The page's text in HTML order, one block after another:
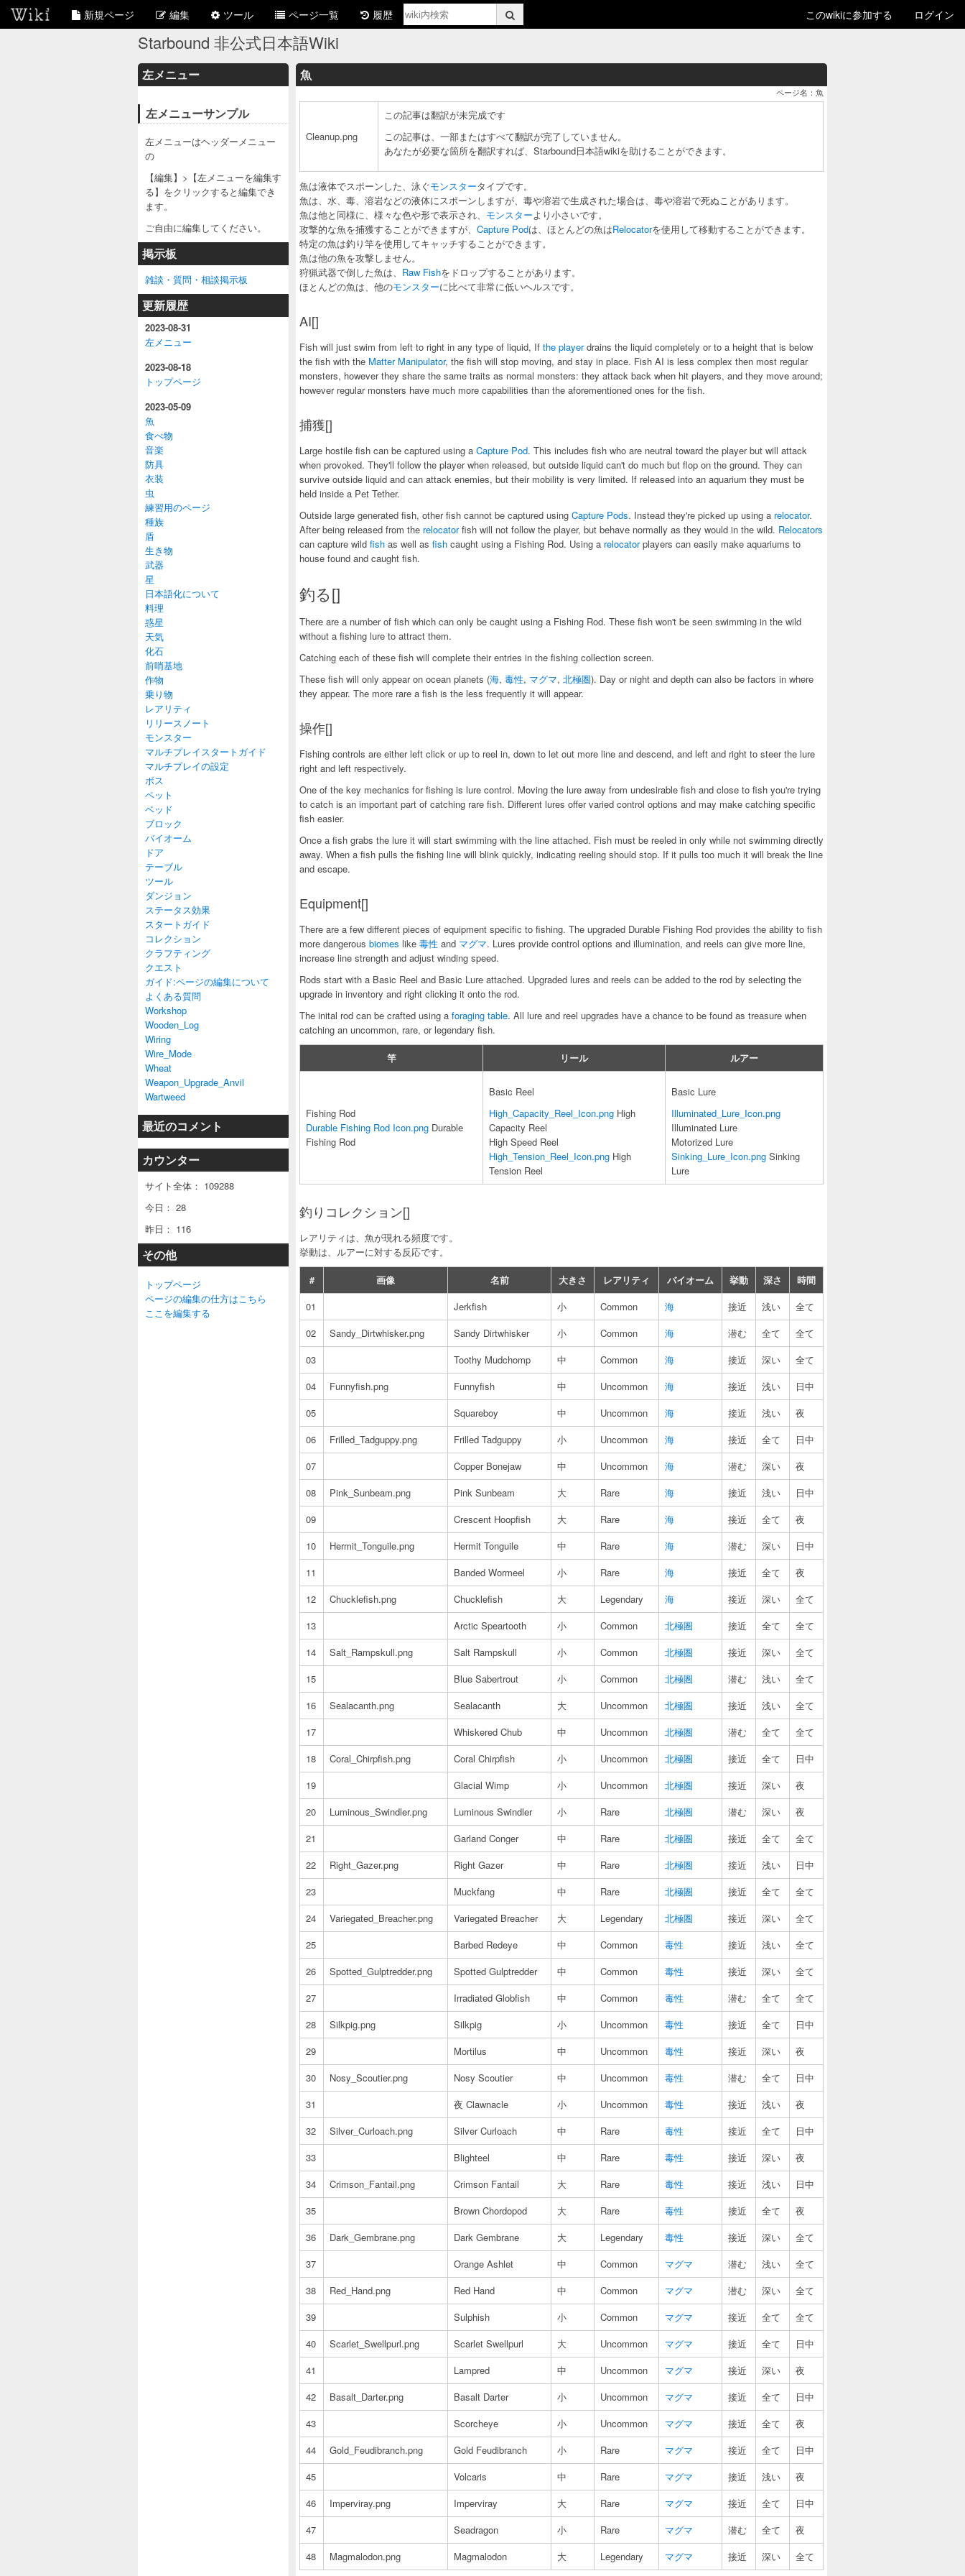
新規ページ 編集 ツール ページ一覧 履歴 このwikiに参加する ログイン
Starbound 非公式日本語Wiki
左メニュー
左メニューサンプル
左メニューはヘッダーメニュー
の
【編集】>【左メニューを編集す
る】をクリックすると編集でき
ます。
ご自由に編集してください。
掲示板
雑談・質問・相談掲示板
更新履歴
2023-08-31
左メニュー
2023-08-18
トップページ
2023-05-09
魚
食べ物
音楽
防具
衣装
虫
練習用のページ
種族
盾
生き物
武器
星
日本語化について
料理
惑星
天気
化石
前哨基地
作物
乗り物
レアリティ
リリースノート
モンスター
マルチプレイスタートガイド
マルチプレイの設定
ボス
ペット
ベッド
ブロック
バイオーム
ドア
テーブル
ツール
ダンジョン
ステータス効果
スタートガイド
コレクション
クラフティング
クエスト
ガイド:ページの編集について
よくある質問
Workshop
Wooden_Log
Wiring
Wire_Mode
Wheat
Weapon_Upgrade_Anvil
Wartweed
最近のコメント
カウンター
サイト全体： 109288
今日： 28
昨日： 116
その他
トップページ
ページの編集の仕方はこちら
ここを編集する
魚
ページ名：魚
Cleanup.png
この記事は翻訳が未完成です
この記事は、一部またはすべて翻訳が完了していません。
あなたが必要な箇所を翻訳すれば、Starbound日本語wikiを助けることができます。
魚は液体でスポーンした、泳ぐモンスタータイプです。
魚は、水、毒、溶岩などの液体にスポーンしますが、毒や溶岩で生成された場合は、毒や溶岩で死ぬことがあります。
魚は他と同様に、様々な色や形で表示され、 モンスターより小さいです。
攻撃的な魚を捕獲することができますが、 Capture Podは、ほとんどの魚はRelocatorを使用して移動することができます。
特定の魚は釣り竿を使用してキャッチすることができます。
魚は他の魚を攻撃しません。
狩猟武器で倒した魚は、 Raw Fishをドロップすることがあります。
ほとんどの魚は、他のモンスターに比べて非常に低いヘルスです。
AI[]
Fish will just swim from left to right in any type of liquid, If the playerdrains the liquid completely or to a height that is below
the fish with the Matter Manipulator, the fish will stop moving, and stay in place. Fish AI is less complex then most regular
monsters, however they share the same traits as normal monsters: they attack back when hit players, and they move around;
however regular monsters have much more capabilities than the aforementioned ones for the fish.
捕獲[]
Large hostile fish can be captured using a Capture Pod. This includes fish who are neutral toward the player but will attack
when provoked. They'll follow the player when released, but outside liquid can't do much but flop on the ground. They can
survive outside liquid and can attack enemies, but their mobility is very limited. If released into an aquarium they must be
held inside a Pet Tether.
Outside large generated fish, other fish cannot be captured using Capture Pods. Instead they're picked up using a relocator.
After being released from the relocatorfish will not follow the player, but behave normally as they would in the wild. Relocators
can capture wild fish as well as fish caught using a Fishing Rod. Using a relocatorplayers can easily make aquariums to
house found and caught fish.
釣る[]
There are a number of fish which can only be caught using a Fishing Rod. These fish won't be seen swimming in the wild
without a fishing lure to attract them.
Catching each of these fish will complete their entries in the fishing collection screen.
These fish will only appear on ocean planets (海, 毒性, マグマ, 北極圏). Day or night and depth can also be factors in where
they appear. The more rare a fish is the less frequently it will appear.
操作[]
Fishing controls are either left click or up to reel in, down to let out more line and descend, and left and right to steer the lure
right and left respectively.
One of the key mechanics for fishing is lure control. Moving the lure away from undesirable fish and close to fish you're trying
to catch is an important part of catching rare fish. Different lures offer varied control options and may make catching specific
fish easier.
Once a fish grabs the lure it will start swimming with the line attached. Fish must be reeled in only while not swimming directly
away. When a fish pulls the fishing line will blink quickly, indicating reeling should stop. If it pulls too much it will break the line
and escape.
Equipment[]
There are a few different pieces of equipment specific to fishing. The upgraded Durable Fishing Rod provides the ability to fish
more dangerous biomes like 毒性 and マグマ. Lures provide control options and illumination, and reels can give more line,
increase line strength and adjust winding speed.
Rods start with a Basic Reel and Basic Lure attached. Upgraded lures and reels can be added to the rod by selecting the
upgrade in inventory and right clicking it onto the rod.
The inital rod can be crafted using a foraging table. All lure and reel upgrades have a chance to be found as treasure when
catching an uncommon, rare, or legendary fish.
竿 リール ルアー
Fishing Rod
Durable Fishing Rod Icon.png Durable
Fishing Rod
Basic Reel
High_Capacity_Reel_Icon.png High
Capacity Reel
High Speed Reel
High_Tension_Reel_Icon.png High
Tension Reel
Basic Lure
Illuminated_Lure_Icon.png
Illuminated Lure
Motorized Lure
Sinking_Lure_Icon.png Sinking
Lure
釣りコレクション[]
レアリティは、魚が現れる頻度です。
挙動は、ルアーに対する反応です。
# 画像 名前 大きさ レアリティ バイオーム 挙動 深さ
時間
01
Jerkfish 小 Common 海 接近 浅い
全て
02
Sandy_Dirtwhisker.png Sandy Dirtwhisker 小 Common 海 潜む 全て
全て
03
Toothy Mudchomp 中 Common 海 接近 深い
全て
04
Funnyfish.png Funnyfish 中 Uncommon 海 接近 浅い
日中
05
Squareboy 中 Uncommon 海 接近 浅い
夜
06
Frilled_Tadguppy.png Frilled Tadguppy 小 Uncommon 海 接近 全て
日中
07
Copper Bonejaw 中 Uncommon 海 潜む 深い
夜
08
Pink_Sunbeam.png Pink Sunbeam 大 Rare 海 接近 浅い
日中
09
Crescent Hoopfish 大 Rare 海 接近 全て
夜
10
Hermit_Tonguile.png Hermit Tonguile 中 Rare 海 潜む 深い
日中
11
Banded Wormeel 小 Rare 海 接近 全て
夜
12
Chucklefish.png Chucklefish 大 Legendary 海 接近 深い
全て
13
Arctic Speartooth 小 Common 北極圏 接近 全て
全て
14
Salt_Rampskull.png Salt Rampskull 小 Common 北極圏 接近 深い
全て
15
Blue Sabertrout 小 Common 北極圏 潜む 浅い
全て
16
Sealacanth.png Sealacanth 大 Uncommon 北極圏 接近 浅い
全て
17
Whiskered Chub 中 Uncommon 北極圏 潜む 全て
全て
18
Coral_Chirpfish.png Coral Chirpfish 小 Uncommon 北極圏 接近 全て
日中
19
Glacial Wimp 小 Uncommon 北極圏 接近 深い
夜
20
Luminous_Swindler.png Luminous Swindler 小 Rare 北極圏 潜む 深い
夜
21
Garland Conger 中 Rare 北極圏 接近 全て
全て
22
Right_Gazer.png Right Gazer 中 Rare 北極圏 接近 浅い
日中
23
Muckfang 中 Rare 北極圏 接近 全て
全て
24
Variegated_Breacher.png Variegated Breacher 大 Legendary 北極圏 接近 深い
全て
25
Barbed Redeye 中 Common 毒性 接近 浅い
全て
26
Spotted_Gulptredder.png Spotted Gulptredder 中 Common 毒性 接近 深い
全て
27
Irradiated Globfish 中 Common 毒性 潜む 全て
全て
28
Silkpig.png Silkpig 小 Uncommon 毒性 接近 全て
日中
29
Mortilus 中 Uncommon 毒性 接近 深い
夜
30
Nosy_Scoutier.png Nosy Scoutier 中 Uncommon 毒性 潜む 全て
日中
31
夜 Clawnacle 小 Uncommon 毒性 接近 浅い
夜
32
Silver_Curloach.png Silver Curloach 中 Rare 毒性 接近 全て
日中
33
Blighteel 中 Rare 毒性 接近 深い
夜
34
Crimson_Fantail.png Crimson Fantail 大 Rare 毒性 接近 浅い
日中
35
Brown Chordopod 大 Rare 毒性 接近 全て
夜
36
Dark_Gembrane.png Dark Gembrane 大 Legendary 毒性 接近 深い
全て
37
Orange Ashlet 中 Common マグマ 潜む 浅い
全て
38
Red_Hand.png Red Hand 中 Common マグマ 潜む 深い
全て
39
Sulphish 小 Common マグマ 接近 全て
全て
40
Scarlet_Swellpurl.png Scarlet Swellpurl 大 Uncommon マグマ 接近 全て
日中
41
Lampred 中 Uncommon マグマ 接近 深い
夜
42
Basalt_Darter.png Basalt Darter 小 Uncommon マグマ 接近 全て
日中
43
Scorcheye 小 Uncommon マグマ 接近 全て
夜
44
Gold_Feudibranch.png Gold Feudibranch 小 Rare マグマ 接近 全て
日中
45
Volcaris 中 Rare マグマ 接近 浅い
夜
46
Imperviray.png Imperviray 大 Rare マグマ 接近 全て
日中
47
Seadragon 小 Rare マグマ 潜む 全て
夜
48
Magmalodon.png Magmalodon 大 Legendary マグマ 接近 深い 全て